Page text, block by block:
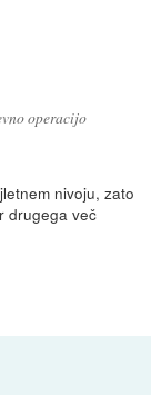
operacijo
nivoju, zato
drugega več